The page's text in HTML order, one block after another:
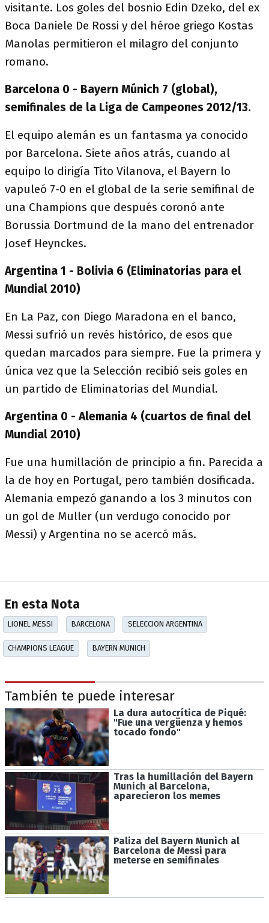
visitante. Los goles del bosnio Edin Dzeko, del ex
Boca Daniele De Rossi y del héroe griego Kostas
Manolas permitieron el milagro del conjunto
romano.
Barcelona 0 - Bayern Múnich 7 (global),
semifinales de la Liga de Campeones 2012/13.
El equipo alemán es un fantasma ya conocido
por Barcelona. Siete años atrás, cuando al
equipo lo dirigía Tito Vilanova, el Bayern lo
vapuleó 7-0 en el global de la serie semifinal de
una Champions que después coronó ante
Borussia Dortmund de la mano del entrenador
Josef Heynckes.
Argentina 1 - Bolivia 6 (Eliminatorias para el
Mundial 2010)
En La Paz, con Diego Maradona en el banco,
Messi sufrió un revés histórico, de esos que
quedan marcados para siempre. Fue la primera y
única vez que la Selección recibió seis goles en
un partido de Eliminatorias del Mundial.
Argentina 0 - Alemania 4 (cuartos de final del
Mundial 2010)
Fue una humillación de principio a fin. Parecida a
la de hoy en Portugal, pero también dosificada.
Alemania empezó ganando a los 3 minutos con
un gol de Muller (un verdugo conocido por
Messi) y Argentina no se acercó más.
En esta Nota
LIONEL MESSI BARCELONA SELECCION ARGENTINA
CHAMPIONS LEAGUE BAYERN MUNICH
También te puede interesar
La dura autocrítica de Piqué:
"Fue una vergüenza y hemos
tocado fondo"
Tras la humillación del Bayern
Munich al Barcelona,
aparecieron los memes
Paliza del Bayern Munich al
Barcelona de Messi para
meterse en semifinales